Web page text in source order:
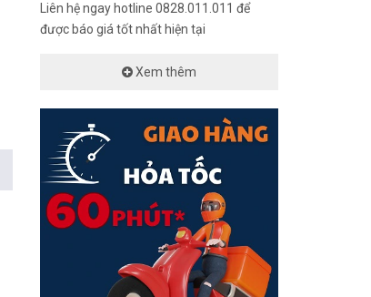
Liên hệ ngay hotline 0828.011.011 để
được báo giá tốt nhất hiện tại
Xem thêm